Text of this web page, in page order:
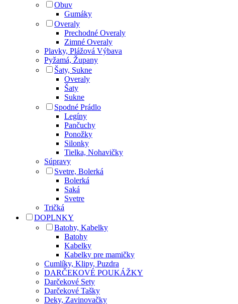
Obuv
Gumáky
Overaly
Prechodné Overaly
Zimné Overaly
Plavky, Plážová Výbava
Pyžamá, Župany
Šaty, Sukne
Overaly
Šaty
Sukne
Spodné Prádlo
Legíny
Pančuchy
Ponožky
Silonky
Tielka, Nohavičky
Súpravy
Svetre, Bolerká
Bolerká
Saká
Svetre
Tričká
DOPLNKY
Batohy, Kabelky
Batohy
Kabelky
Kabelky pre mamičky
Cumlíky, Klipy, Puzdra
DARČEKOVÉ POUKÁŽKY
Darčekové Sety
Darčekové Tašky
Deky, Zavinovačky